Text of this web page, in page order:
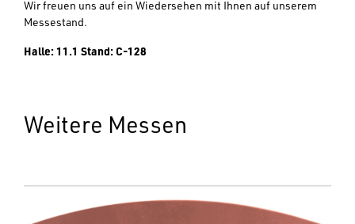
Wir freuen uns auf ein Wiedersehen mit Ihnen auf unserem
Messestand.
Halle: 11.1 Stand: C-128
Weitere Messen